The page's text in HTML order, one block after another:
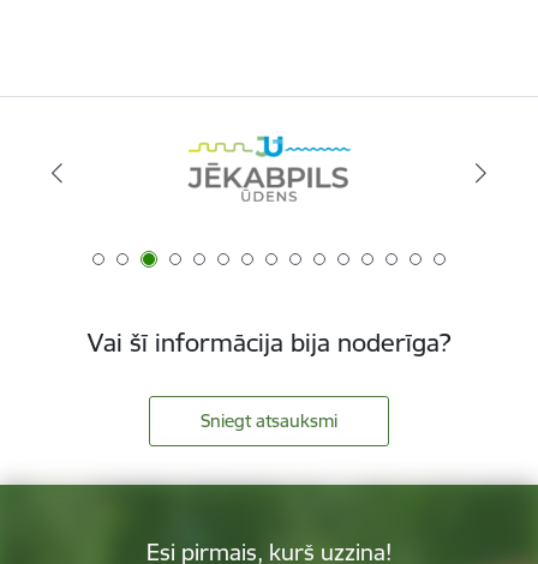
Vai šī informācija bija noderīga?
Sniegt atsauksmi
Esi pirmais, kurš uzzina!